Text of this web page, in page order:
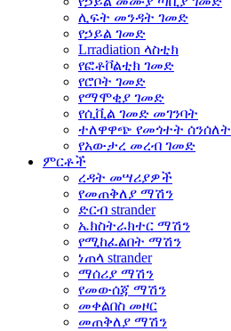
ሊፍት መንዳት ገመድ
የኃይል ገመድ
Lrradiation ላስቲክ
የፎቶቮልቲክ ገመድ
የሮቦት ገመድ
የማሞቂያ ገመድ
የሲቪል ገመድ መገንባት
ተለዋዋጭ የመጎተት ሰንሰለት
የአውታረ መረብ ገመድ
ምርቶች
ረዳት መሣሪያዎች
የመጠቅለያ ማሽን
ድርብ strander
ኤክስትራክተር ማሽን
የሚከፈልበት ማሽን
ነጠላ strander
ማሰሪያ ማሽን
የመውሰጃ ማሽን
መቀልበስ መዞር
መጠቅለያ ማሽን